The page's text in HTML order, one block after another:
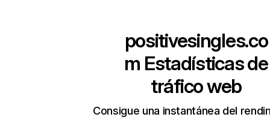
positivesingles.co
m Estadísticas de
tráfico web
Consigue una instantánea del